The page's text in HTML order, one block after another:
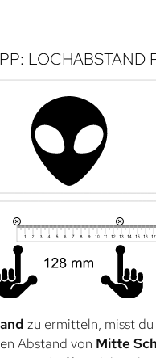
LOCHABSTAND
zu ermitteln, misst
Abstand von Mitte